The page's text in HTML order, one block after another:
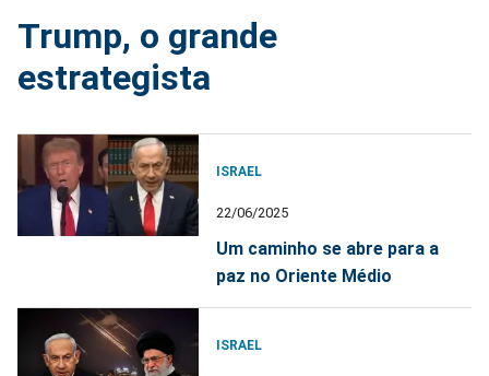
Trump, o grande
estrategista
ISRAEL
22/06/2025
Um caminho se abre para a
paz no Oriente Médio
ISRAEL